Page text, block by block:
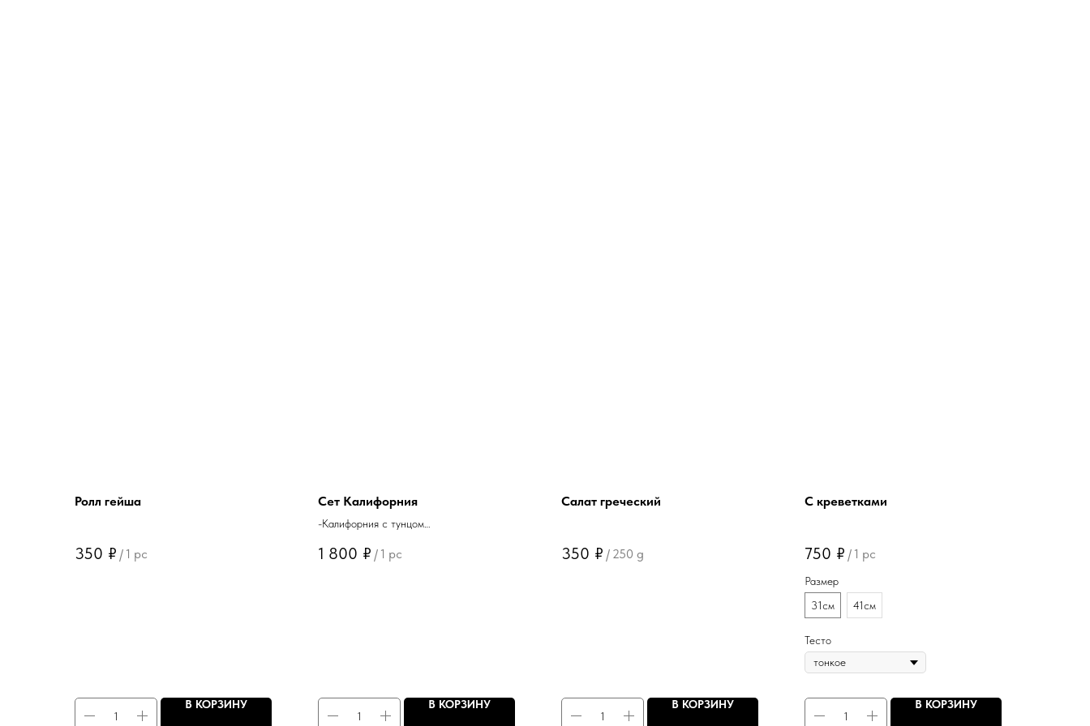
Ролл гейша
350 ₽ / 1 pc
В КОРЗИНУ
Сет Калифорния
-Калифорния с тунцом
-Калифорния с крабом
1 800 ₽ / 1 pc
В КОРЗИНУ
Салат греческий
350 ₽ / 250 g
В КОРЗИНУ
С креветками
750 ₽ / 1 pc
Размер
31см
41см
Тесто
В КОРЗИНУ